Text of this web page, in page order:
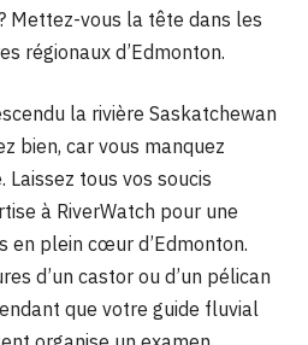
Mettez-vous la tête dans les
régionaux d’Edmonton.
la rivière Saskatchewan
bien, car vous manquez
tous vos soucis
à RiverWatch pour une
en plein cœur d’Edmonton.
d’un castor ou d’un pélican
que votre guide fluvial